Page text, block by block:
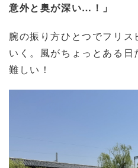
意外と奥が深い… ！」
腕の振り方ひとつでフリ
いく。風がちょっとある日
難しい！